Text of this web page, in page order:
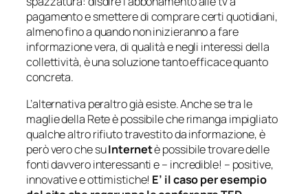
pagamento e smettere di comprare certi quotidiani,
almeno fino a quando non inizieranno a fare
informazione vera, di qualità e negli interessi della
collettività, è una soluzione tanto efficace quanto
concreta.
L’alternativa peraltro già esiste. Anche se tra le
maglie della Rete è possibile che rimanga impigliato
qualche altro rifiuto travestito da informazione, è
però vero che suInternetè possibile trovare delle
fonti davvero interessanti e – incredible! – positive,
innovative e ottimistiche! E’ il caso per esempio